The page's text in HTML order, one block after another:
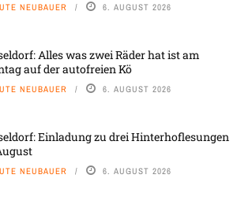
UTE NEUBAUER 6. AUGUST 2026
Alles was zwei Räder hat ist am
auf der autofreien Kö
UTE NEUBAUER 6. AUGUST 2026
Einladung zu drei Hinterhoflesungen
UTE NEUBAUER 6. AUGUST 2026